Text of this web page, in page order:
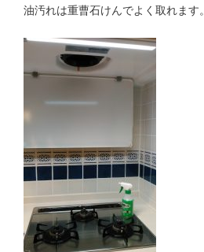
油汚れは重曹石けんでよく取れます。